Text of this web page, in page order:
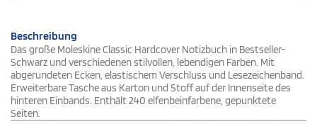
Beschreibung
Das große Moleskine Classic Hardcover Notizbuch in Bestseller-
Schwarz und verschiedenen stilvollen, lebendigen Farben. Mit
abgerundeten Ecken, elastischem Verschluss und Lesezeichenband.
Erweiterbare Tasche aus Karton und Stoff auf der Innenseite des
hinteren Einbands. Enthält 240 elfenbeinfarbene, gepunktete
Seiten.